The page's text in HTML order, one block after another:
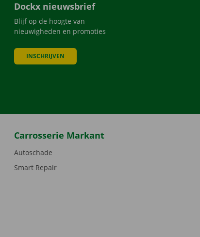
Dockx nieuwsbrief
Blijf op de hoogte van
nieuwigheden en promoties
INSCHRIJVEN
Carrosserie Markant
Autoschade
Smart Repair